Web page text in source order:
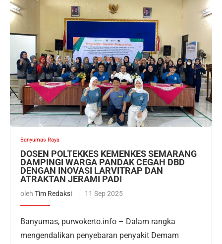
Banyumas Raya
DOSEN POLTEKKES KEMENKES SEMARANG
DAMPINGI WARGA PANDAK CEGAH DBD
DENGAN INOVASI LARVITRAP DAN
ATRAKTAN JERAMI PADI
oleh Tim Redaksi 11 Sep 2025
Banyumas, purwokerto.info – Dalam rangka
mengendalikan penyebaran penyakit Demam